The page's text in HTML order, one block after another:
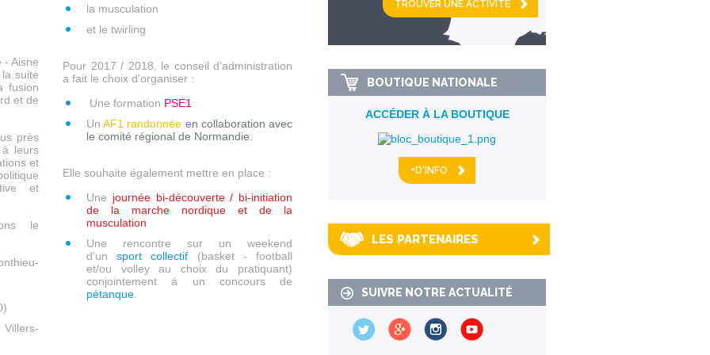
- Aisne
suite
fusion
et de
près
leurs
et
et
le
la musculation
et le twirling
Pour 2017 / 2018, le conseil d'administration
a fait le choix d'organiser :
Une formation PSE1
UnAF1 randonnée en collaboration avec
le comité régional de Normandie.
Elle souhaite également mettre en place :
Une journée bi-découverte / bi-initiation
de la marche nordique et de la
musculation
Une rencontre sur un weekend
d'unsport collectif (basket - football
et/ou volley au choix du pratiquant)
conjointement à un concours de
pétanque
km alentour
BOUTIQUE NATIONALE
ACCÉDER À LA BOUTIQUE
+D'INFO
LES PARTENAIRES
SUIVRE NOTRE ACTUALITÉ